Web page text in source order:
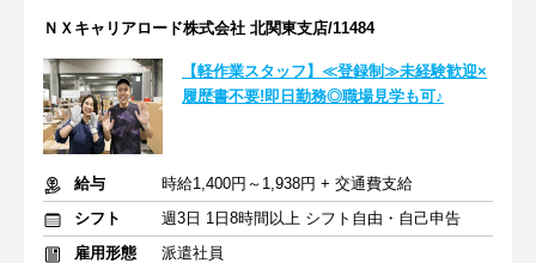
ＮＸキャリアロード株式会社 北関東支店/11484
【軽作業スタッフ】≪登録制≫未経験歓迎×
履歴書不要!即日勤務◎職場見学も可♪
給与
時給1,400円～1,938円 + 交通費支給
シフト
週3日 1日8時間以上 シフト自由・自己申告
雇用形態
派遣社員